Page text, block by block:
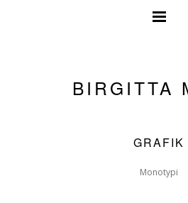
BIRGITTA
GRAFIK
Monotypi